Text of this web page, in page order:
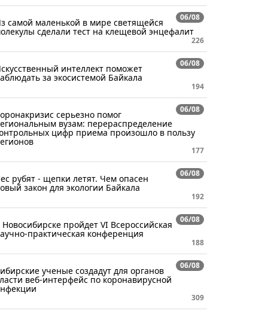
06/08
самой маленькой в мире светящейся
сделали тест на клещевой энцефалит
226
06/08
интеллект поможет
за экосистемой Байкала
194
06/08
серьезно помог
вузам: перераспределение
цифр приема произошло в пользу
177
06/08
рубят - щепки летят. Чем опасен
закон для экологии Байкала
192
06/08
Новосибирске пройдет VI Всероссийская
практическая конференция
188
06/08
ученые создадут для органов
веб-интерфейс по коронавирусной
309